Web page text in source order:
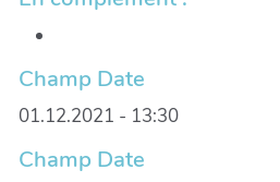
Champ Date
01.12.2021 - 13:30
Champ Date